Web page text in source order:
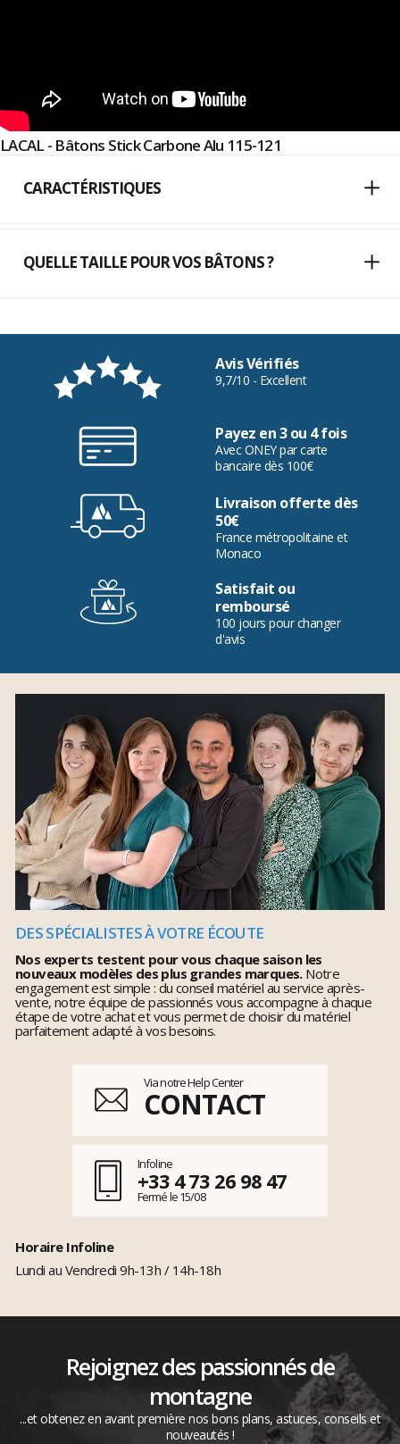
LACAL - Bâtons Stick Carbone Alu 115-121
CARACTÉRISTIQUES
QUELLE TAILLE POUR VOS BÂTONS ?
Avis Vérifiés
9,7/10 - Excellent
Payez en 3 ou 4 fois
Avec ONEY par carte
bancaire dès 100€
Livraison offerte dès
50€
France métropolitaine et
Monaco
Satisfait ou
remboursé
100 jours pour changer
d'avis
DES SPÉCIALISTES À VOTRE ÉCOUTE
Nos experts testent pour vous chaque saison les
nouveaux modèles des plus grandes marques.Notre
engagement est simple : du conseil matériel au service après-
vente, notre équipe de passionnés vous accompagne à chaque
étape de votre achat et vous permet de choisir du matériel
parfaitement adapté à vos besoins.
Via notre Help Center
CONTACT
Infoline
+33 4 73 26 98 47
Fermé le 15/08
Horaire Infoline
Lundi au Vendredi 9h-13h / 14h-18h
Rejoignez des passionnés de
montagne
...et obtenez en avant première nos bons plans, astuces, conseils et
nouveautés !